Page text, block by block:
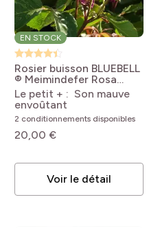
EN STOCK
Rosier buisson BLUEBELL
® Meimindefer Rosa
Bluebell 'Meimindefer'
Le petit + : Son mauve
envoûtant
2 conditionnements disponibles
20,00 €
Voir le détail